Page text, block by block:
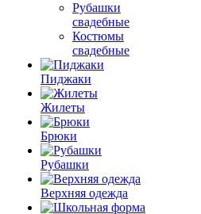
Рубашки
свадебные
Костюмы
свадебные
Пиджаки
Жилеты
Брюки
Рубашки
Верхняя одежда